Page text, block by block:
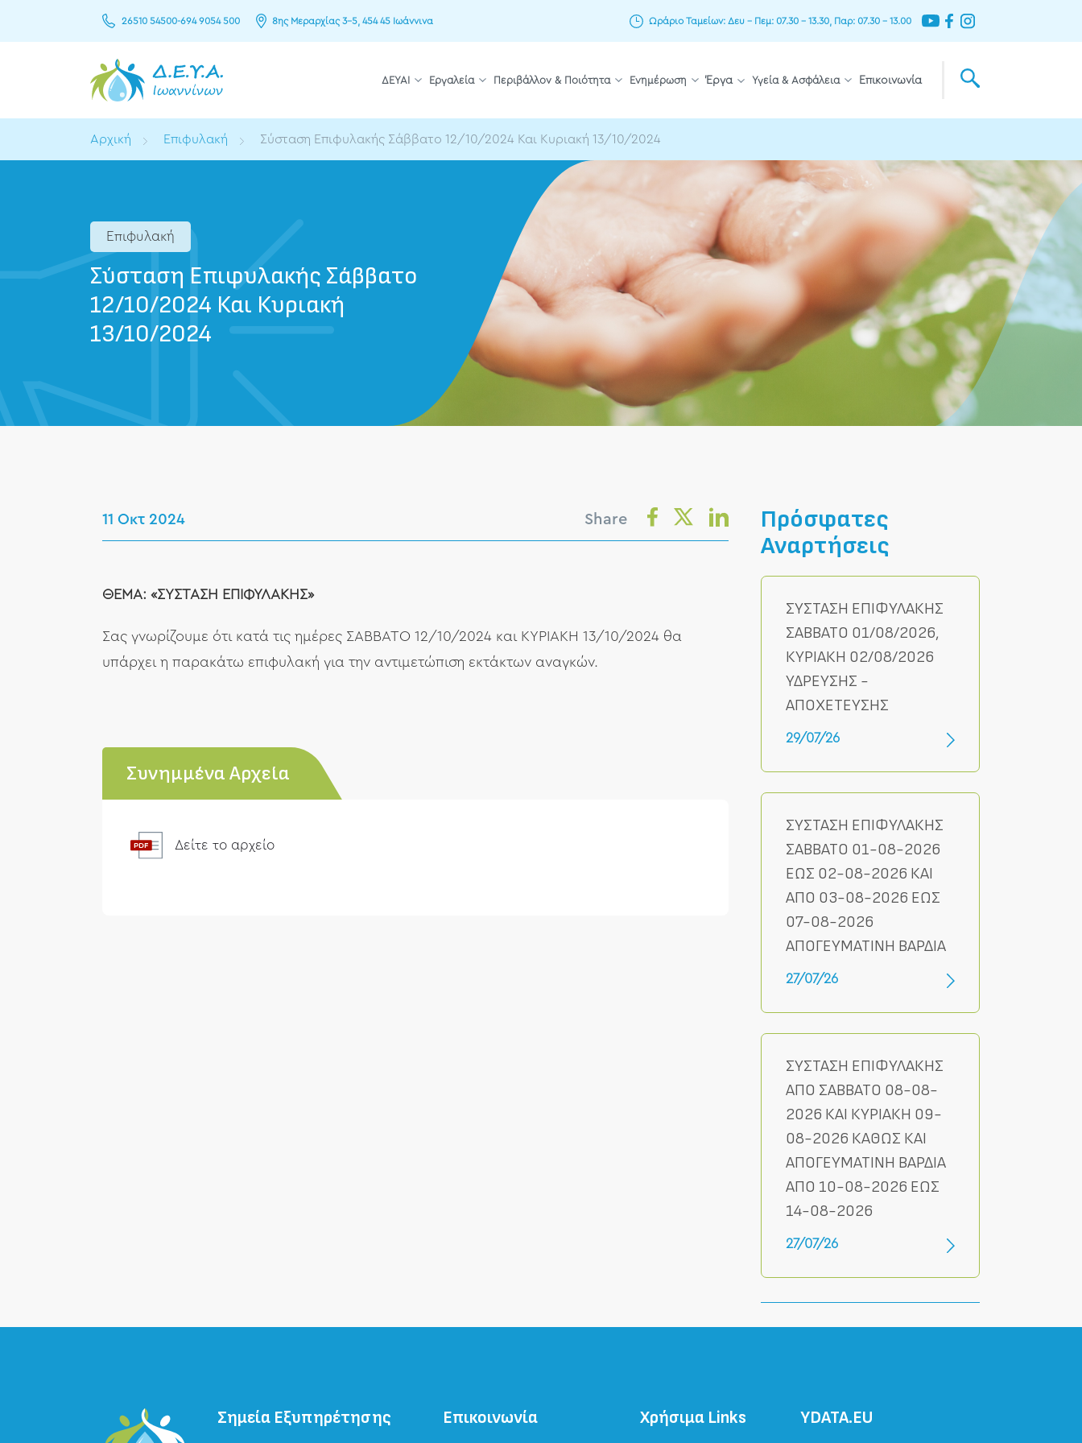
26510 54500-694 9054 500 8ης Μεραρχίας 3–5, 454 45 Ιωάννινα Ωράριο Ταμείων: Δευ – Πεμ: 07.30 – 13.30, Παρ: 07.30 – 13.00
ΔΕΥΑΙ Εργαλεία Περιβάλλον & Ποιότητα Ενημέρωση Έργα Υγεία & Ασφάλεια Επικοινωνία
Αρχική Επιφυλακή Σύσταση Επιφυλακής Σάββατο 12/10/2024 Και Κυριακή 13/10/2024
Επιφυλακή
Σύσταση Επιφυλακής Σάββατο
12/10/2024 Και Κυριακή
13/10/2024
11 Οκτ 2024 Share
ΘΕΜΑ: «ΣΥΣΤΑΣΗ ΕΠΙΦΥΛΑΚΗΣ»
Σας γνωρίζουμε ότι κατά τις ημέρες ΣΑΒΒΑΤΟ 12/10/2024 και ΚΥΡΙΑΚΗ 13/10/2024 θα
υπάρχει η παρακάτω επιφυλακή για την αντιμετώπιση εκτάκτων αναγκών.
Συνημμένα Αρχεία
Δείτε το αρχείο
Πρόσφατες
Αναρτήσεις
ΣΥΣΤΑΣΗ ΕΠΙΦΥΛΑΚΗΣ
ΣΑΒΒΑΤΟ 01/08/2026,
ΚΥΡΙΑΚΗ 02/08/2026
ΥΔΡΕΥΣΗΣ -
ΑΠΟΧΕΤΕΥΣΗΣ
29/07/26
ΣΥΣΤΑΣΗ ΕΠΙΦΥΛΑΚΗΣ
ΣΑΒΒΑΤΟ 01-08-2026
ΕΩΣ 02-08-2026 ΚΑΙ
ΑΠΟ 03-08-2026 ΕΩΣ
07-08-2026
ΑΠΟΓΕΥΜΑΤΙΝΗ ΒΑΡΔΙΑ
27/07/26
ΣΥΣΤΑΣΗ ΕΠΙΦΥΛΑΚΗΣ
ΑΠΟ ΣΑΒΒΑΤΟ 08-08-
2026 ΚΑΙ ΚΥΡΙΑΚΗ 09-
08-2026 ΚΑΘΩΣ ΚΑΙ
ΑΠΟΓΕΥΜΑΤΙΝΗ ΒΑΡΔΙΑ
ΑΠΟ 10-08-2026 ΕΩΣ
14-08-2026
27/07/26
Σημεία Εξυπηρέτησης Επικοινωνία Χρήσιμα Links ΥDATA.EU